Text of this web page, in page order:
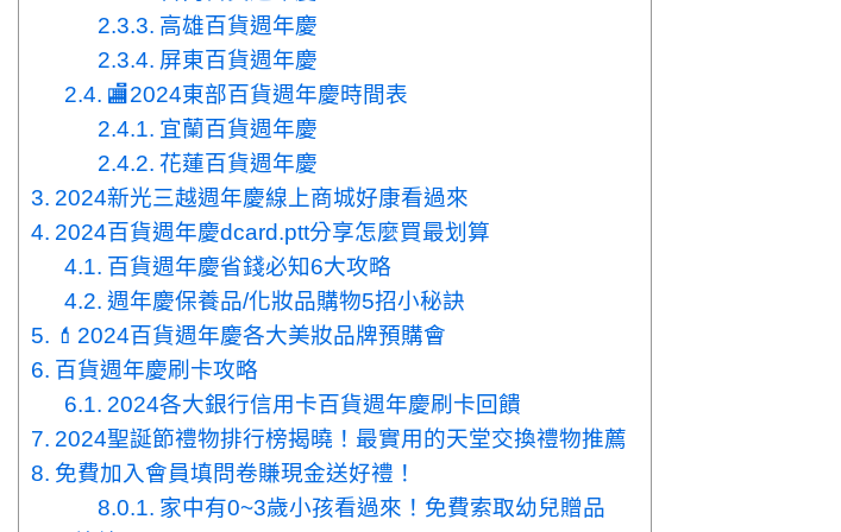
高雄百貨週年慶
屏東百貨週年慶
🏬2024東部百貨週年慶時間表
宜蘭百貨週年慶
花蓮百貨週年慶
2024新光三越週年慶線上商城好康看過來
2024百貨週年慶dcard.ptt分享怎麼買最划算
百貨週年慶省錢必知6大攻略
週年慶保養品/化妝品購物5招小秘訣
💄2024百貨週年慶各大美妝品牌預購會
百貨週年慶刷卡攻略
2024各大銀行信用卡百貨週年慶刷卡回饋
2024聖誕節禮物排行榜揭曉！最實用的天堂交換禮物推薦
免費加入會員填問卷賺現金送好禮！
家中有0~3歲小孩看過來！免費索取幼兒贈品